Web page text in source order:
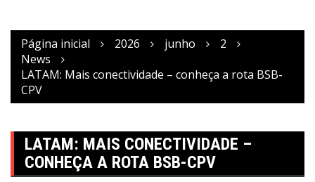
Página inicial 2026 junho
2
News
LATAM: Mais conectividade – conheça a rota BSB-
CPV
LATAM: MAIS CONECTIVIDADE –
CONHEÇA A ROTA BSB-CPV